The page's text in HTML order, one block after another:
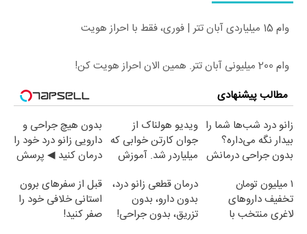
وام 15 میلیاردی آبان تتر | فوری، فقط با احراز هویت
وام 200 میلیونی آبان تتر. همین الان احراز هویت کن!
مطالب پیشنهادی
زانو درد شب‌ها شما را
بیدار نگه می‌داره؟
بدون جراحی درمانش
ویدیو هولناک از
جوان کارتن خوابی که
میلیاردر شد. آموزش
بدون هیچ جراحی و
دارویی زانو درد خود را
درمان کنید ◀ پرسش
۱ میلیون تومان
تخفیف داروهای
لاغری منتخب با
درمان قطعی زانو درد،
بدون دارو، بدون
تزریق، بدون جراحی!
قبل از سفرهای برون
استانی خلافی خود را
صفر کنید!